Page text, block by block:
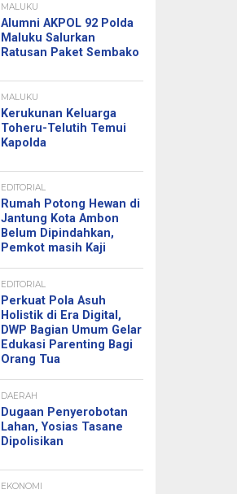
MALUKU
Alumni AKPOL 92 Polda
Maluku Salurkan
Ratusan Paket Sembako
MALUKU
Kerukunan Keluarga
Toheru-Telutih Temui
Kapolda
EDITORIAL
Rumah Potong Hewan di
Jantung Kota Ambon
Belum Dipindahkan,
Pemkot masih Kaji
EDITORIAL
Perkuat Pola Asuh
Holistik di Era Digital,
DWP Bagian Umum Gelar
Edukasi Parenting Bagi
Orang Tua
DAERAH
Dugaan Penyerobotan
Lahan, Yosias Tasane
Dipolisikan
EKONOMI